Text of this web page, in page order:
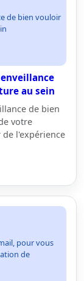
de bien vouloir
au sein
de bien
votre
l'expérience
pour vous
de